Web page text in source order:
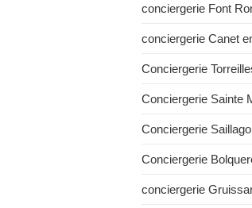
conciergerie Font
conciergerie Canet
Conciergerie
Conciergerie Sainte
Conciergerie
Conciergerie
conciergerie